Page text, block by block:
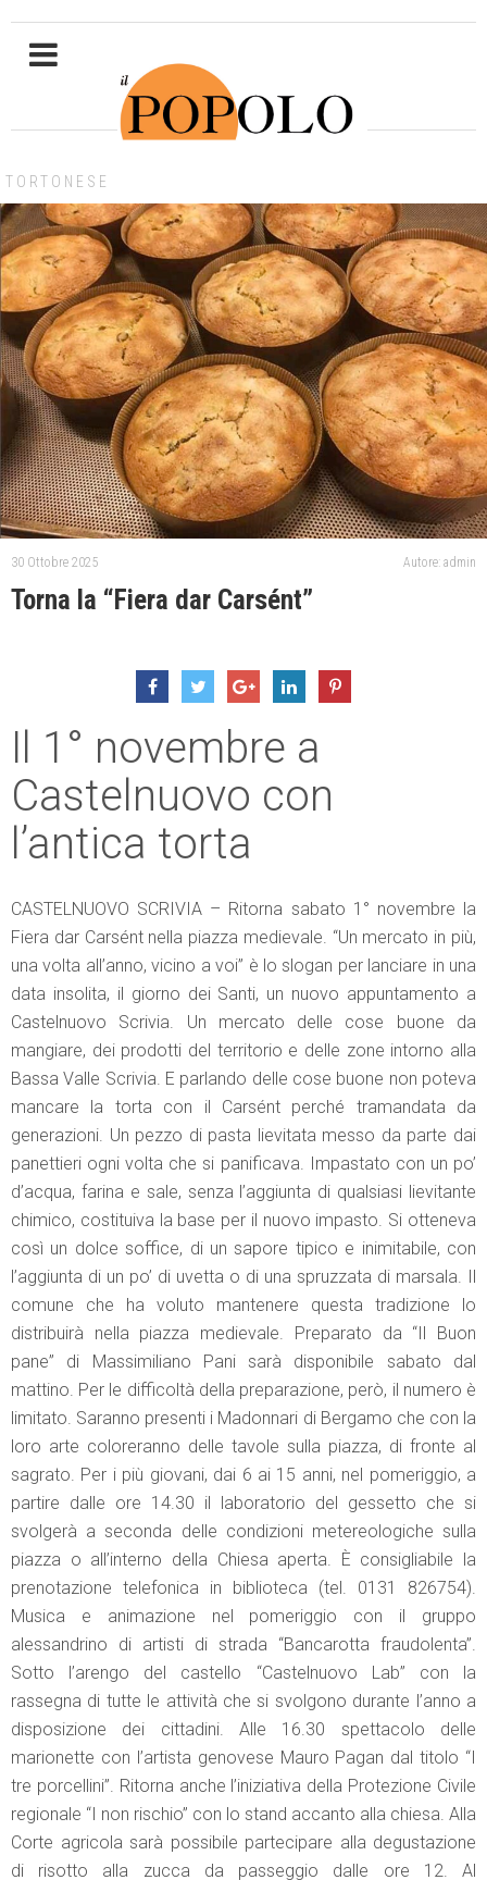
TORTONESE
30 Ottobre 2025 Autore: admin
Torna la “Fiera dar Carsént”
Il 1° novembre a
Castelnuovo con
l’antica torta
CASTELNUOVO SCRIVIA – Ritorna sabato 1° novembre la
Fiera dar Carsént nella piazza medievale. “Un mercato in più,
una volta all’anno, vicino a voi” è lo slogan per lanciare in una
data insolita, il giorno dei Santi, un nuovo appuntamento a
Castelnuovo Scrivia. Un mercato delle cose buone da
mangiare, dei prodotti del territorio e delle zone intorno alla
Bassa Valle Scrivia. E parlando delle cose buone non poteva
mancare la torta con il Carsént perché tramandata da
generazioni. Un pezzo di pasta lievitata messo da parte dai
panettieri ogni volta che si panificava. Impastato con un po’
d’acqua, farina e sale, senza l’aggiunta di qualsiasi lievitante
chimico, costituiva la base per il nuovo impasto. Si otteneva
così un dolce soffice, di un sapore tipico e inimitabile, con
l’aggiunta di un po’ di uvetta o di una spruzzata di marsala. Il
comune che ha voluto mantenere questa tradizione lo
distribuirà nella piazza medievale. Preparato da “Il Buon
pane” di Massimiliano Pani sarà disponibile sabato dal
mattino. Per le difficoltà della preparazione, però, il numero è
limitato. Saranno presenti i Madonnari di Bergamo che con la
loro arte coloreranno delle tavole sulla piazza, di fronte al
sagrato. Per i più giovani, dai 6 ai 15 anni, nel pomeriggio, a
partire dalle ore 14.30 il laboratorio del gessetto che si
svolgerà a seconda delle condizioni metereologiche sulla
piazza o all’interno della Chiesa aperta. È consigliabile la
prenotazione telefonica in biblioteca (tel. 0131 826754).
Musica e animazione nel pomeriggio con il gruppo
alessandrino di artisti di strada “Bancarotta fraudolenta”.
Sotto l’arengo del castello “Castelnuovo Lab” con la
rassegna di tutte le attività che si svolgono durante l’anno a
disposizione dei cittadini. Alle 16.30 spettacolo delle
marionette con l’artista genovese Mauro Pagan dal titolo “I
tre porcellini”. Ritorna anche l’iniziativa della Protezione Civile
regionale “I non rischio” con lo stand accanto alla chiesa. Alla
Corte agricola sarà possibile partecipare alla degustazione
di risotto alla zucca da passeggio dalle ore 12. Al